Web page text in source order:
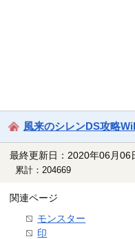
風来のシレンDS攻略
最終更新日：2020年06月06
累計：204669
関連ページ
モンスター
印